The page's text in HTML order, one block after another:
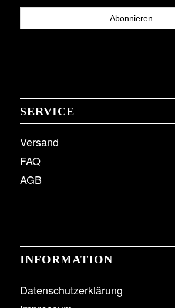
SERVICE
Versand
FAQ
AGB
INFORMATION
Datenschutzerklärung